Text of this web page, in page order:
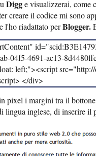
Digge visualizzerai, come
creare il codice mi sono
l'ho riadattato perBlogger.
04f5-4691-ac13-
left;"><script
</div>
pixel i margini tra il
lingua inglese, di inserire